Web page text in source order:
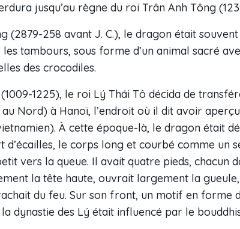
jusqu’au règne du roi Trân Anh Tông
(2879-258 avant J. C.), le dragon était
tambours, sous forme d’un animal sacré
des crocodiles.
1225), le roi Lý Thái Tô décida de
Nord) à Hanoï, l’endroit où il dit avoir
À cette époque-là, le dragon était
d’écailles, le corps long et courbé comme un
vers la queue. Il avait quatre pieds, chacun
la tête haute, ouvrait largement la
du feu. Sur son front, un motif en forme
dynastie des Lý était influencé par le